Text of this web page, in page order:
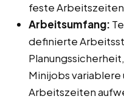
feste
Arbeitsumfang:
definierte
Minijobs
Arbeitszeiten